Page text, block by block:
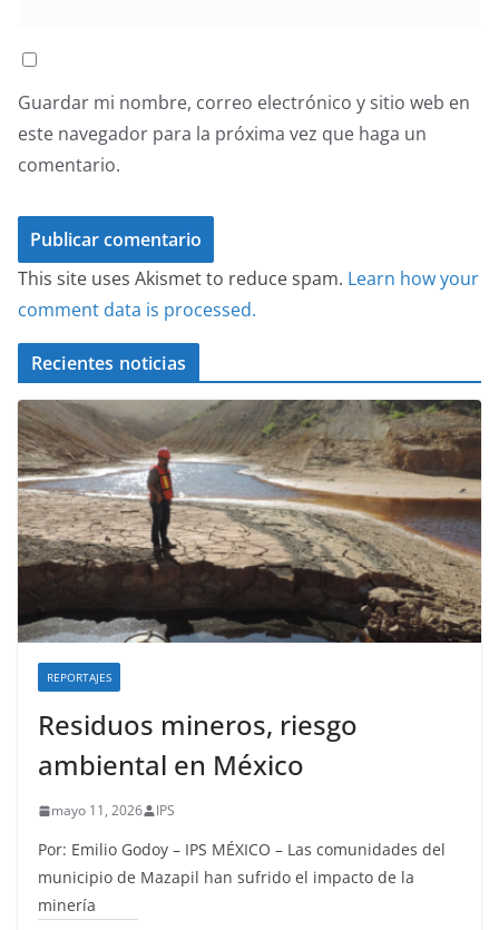
Guardar mi nombre, correo electrónico y sitio web en
este navegador para la próxima vez que haga un
comentario.
This site uses Akismet to reduce spam. Learn how your
comment data is processed.
Recientes noticias
REPORTAJES
Residuos mineros, riesgo
ambiental en México
mayo 11, 2026 IPS
Por: Emilio Godoy – IPS MÉXICO – Las comunidades del
municipio de Mazapil han sufrido el impacto de la
minería